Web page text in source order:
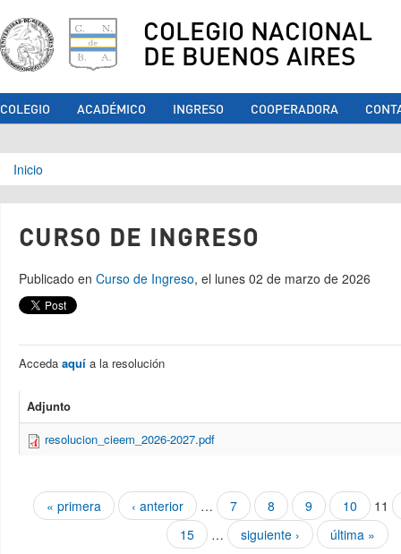
COLEGIO NACIONAL
DE BUENOS AIRES
COLEGIO ACADÉMICO INGRESO COOPERADORA
Se encuentra usted aquí
Inicio
CURSO DE INGRESO
Publicado en Curso de Ingreso, el lunes 02 de marzo de 2026
Acceda aquí a la resolución
Adjunto
resolucion_cieem_2026-2027.pdf
Páginas
« primera ‹ anterior … 7 8 9 10
11
15
… siguiente › última »